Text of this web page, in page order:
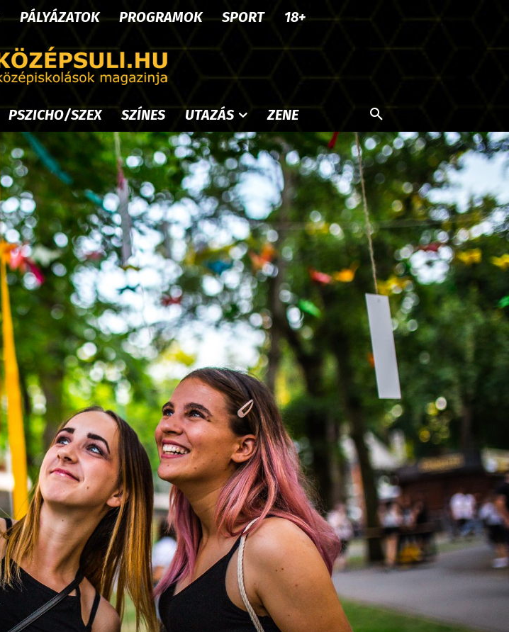
PÁLYÁZATOK PROGRAMOK SPORT 18+
PSZICHO/SZEX SZÍNES UTAZÁS ZENE